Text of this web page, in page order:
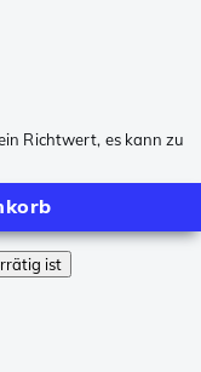
Richtwert, es kann zu
ist